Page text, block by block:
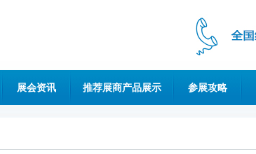
展会资讯 推荐展商产品展示 参展攻略